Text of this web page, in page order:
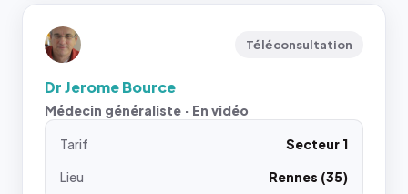
Téléconsultation
Dr Jerome Bource
Médecin généraliste · En vidéo
Tarif
Secteur 1
Lieu
Rennes (35)